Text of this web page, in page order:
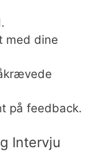
med dine
på feedback.
Intervju